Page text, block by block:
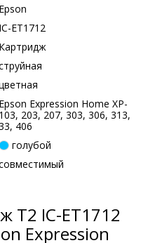
Epson
IC-ET1712
Картридж
Epson Expression Home XP-
103, 203, 207, 303, 306, 313,
406
голубой
T2 IC-ET1712
Expression